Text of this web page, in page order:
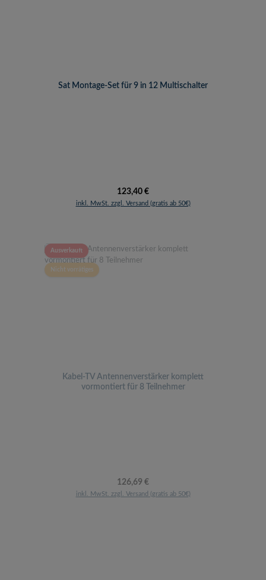
Sat Montage-Set für 9 in 12 Multischalter
Regulärer Preis:
123,40 €
inkl. MwSt. zzgl. Versand (gratis ab 50€)
Ausverkauft
Nicht vorrätiges
Kabel-TV Antennenverstärker komplett
vormontiert für 8 Teilnehmer
Regulärer Preis:
126,69 €
inkl. MwSt. zzgl. Versand (gratis ab 50€)